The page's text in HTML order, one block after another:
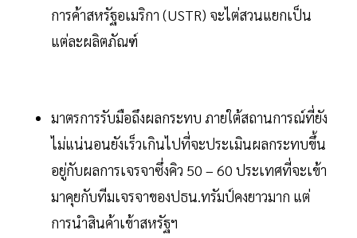
การค้าสหรัฐอเมริกา (USTR) จะไต่สวนแยกเป็น
แต่ละผลิตภัณฑ์
มาตรการรับมือถึงผลกระทบ ภายใต้สถานการณ์ที่ยัง
ไม่แน่นอนยังเร็วเกินไปที่จะประเมินผลกระทบขึ้น
อยู่กับผลการเจรจาซึ่งคิว 50 – 60 ประเทศที่จะเข้า
มาคุยกับทีมเจรจาของปธน.ทรัมป์คงยาวมาก แต่
การนำสินค้าเข้าสหรัฐฯ